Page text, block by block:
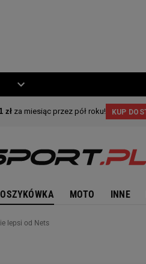
MOTO INNE
lepsi od Nets